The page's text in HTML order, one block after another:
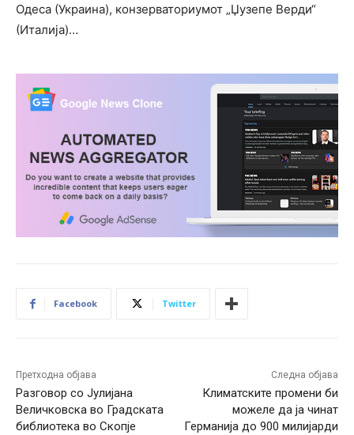
Одеса (Украина), конзерваториумот „Џузепе Верди“
(Италија)…
Facebook Twitter
Претходна објава
Разговор со Јулијана
Величковска во Градската
библиотека во Скопје
Следна објава
Климатските промени би
можеле да ја чинат
Германија до 900 милијарди